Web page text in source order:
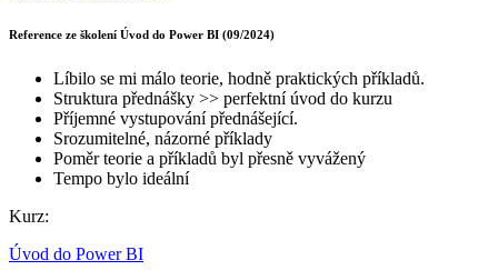
Reference ze školení Úvod do Power BI (09/2024)
Líbilo se mi málo teorie, hodně praktických příkladů.
Struktura přednášky >> perfektní úvod do kurzu
Příjemné vystupování přednášející.
Srozumitelné, názorné příklady
Poměr teorie a příkladů byl přesně vyvážený
Tempo bylo ideální
Kurz:
Úvod do Power BI